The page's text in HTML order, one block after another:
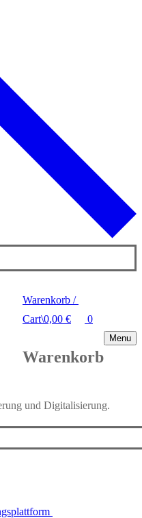
Warenkorb /
Cart\0,00 € 0
Warenkorb
Menu
und Digitalisierung.